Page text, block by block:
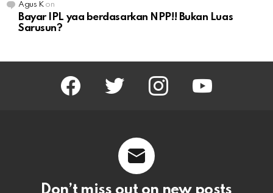
Agus Kon
Bayar IPL yaa berdasarkan NPP!! Bukan Luas
Sarusun?
facebook twitter instagram youtube